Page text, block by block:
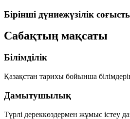
Бірінші дүниежүзілік
Сабақтың мақсаты
Білімділік
Қазақстан тарихы бойынша
Дамытушылық
Түрлі дереккөздермен жұмыс істеу